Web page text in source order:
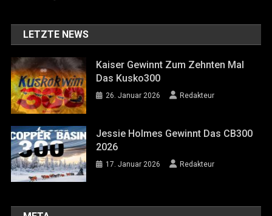
LETZTE NEWS
Kaiser Gewinnt Zum Zehnten Mal
Das Kusko300
26. Januar 2026 Redakteur
Jessie Holmes Gewinnt Das CB300
2026
17. Januar 2026 Redakteur